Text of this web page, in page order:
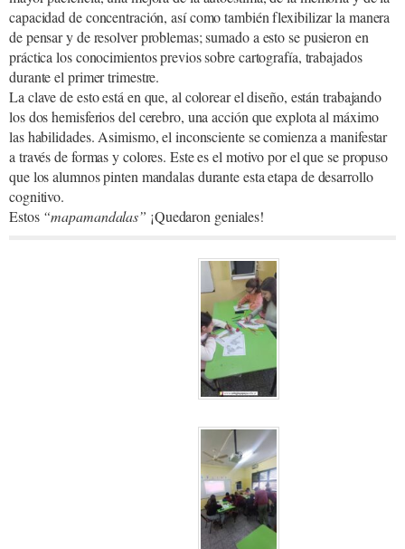
capacidad de concentración, así como también flexibilizar la manera
de pensar y de resolver problemas; sumado a esto se pusieron en
práctica los conocimientos previos sobre cartografía, trabajados
durante el primer trimestre.
La clave de esto está en que, al colorear el diseño, están trabajando
los dos hemisferios del cerebro, una acción que explota al máximo
las habilidades. Asimismo, el inconsciente se comienza a manifestar
a través de formas y colores. Este es el motivo por el que se propuso
que los alumnos pinten mandalas durante esta etapa de desarrollo
cognitivo.
Estos “mapamandalas” ¡Quedaron geniales!